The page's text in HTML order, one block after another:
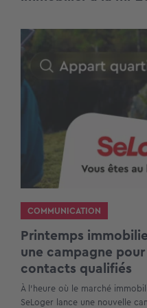
COMMUNICATION
Printemps
une campagne
contacts qualifiés
À l’heure où le marché
SeLoger lance une nouvelle